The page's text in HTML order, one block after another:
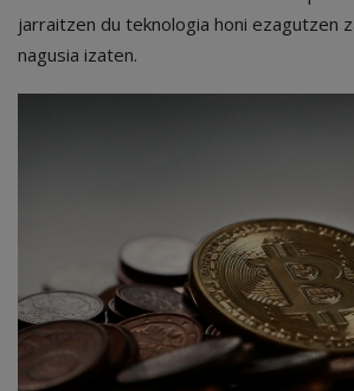
jarraitzen du teknologia honi ezagutzen
nagusia izaten.